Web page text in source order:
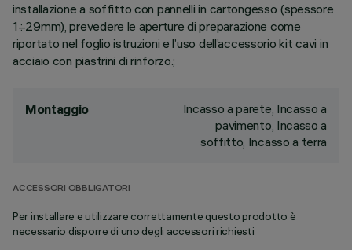
installazione a soffitto con pannelli in cartongesso (spessore
1÷29mm), prevedere le aperture di preparazione come
riportato nel foglio istruzioni e l’uso dell’accessorio kit cavi in
acciaio con piastrini di rinforzo.;
Montaggio
Incasso a parete, Incasso a
pavimento, Incasso a
soffitto, Incasso a terra
ACCESSORI OBBLIGATORI
Per installare e utilizzare correttamente questo prodotto è
necessario disporre di uno degli accessori richiesti